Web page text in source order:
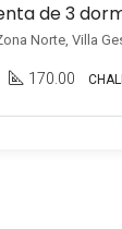
Norte, Villa
170.00